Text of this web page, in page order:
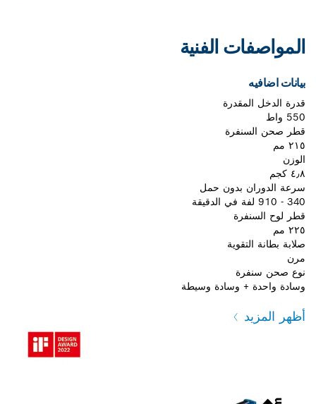
المواصفات الفنية
بيانات اضافيه
قدرة الدخل المقدرة
550 واط
قطر صحن السنفرة
٢١٥ مم
الوزن
٤٫٨ كجم
سرعة الدوران بدون حمل
340 - 910 لفة في الدقيقة
قطر لوح السنفرة
٢٢٥ مم
صلابة بطانة التقوية
مرن
نوع صحن سنفرة
وسادة واحدة + وسادة وسيطة
أظهر المزيد